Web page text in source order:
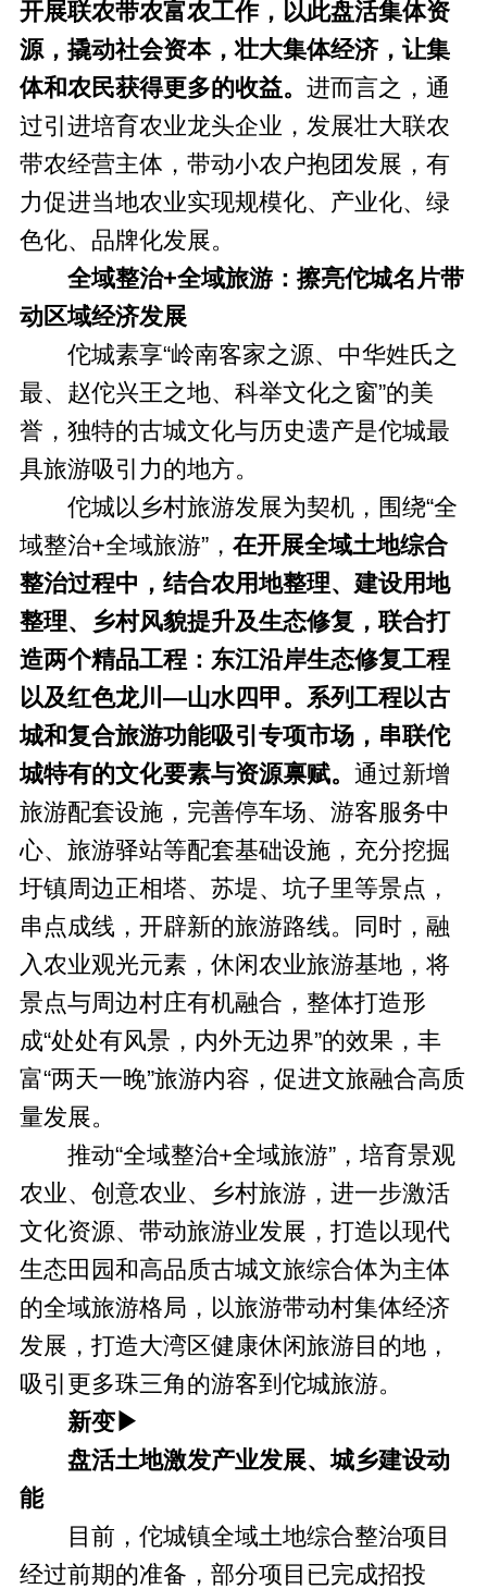
开展联农带农富农工作，以此盘活集体资
源，撬动社会资本，壮大集体经济，让集
体和农民获得更多的收益。 进而言之，通
过引进培育农业龙头企业，发展壮大联农
带农经营主体，带动小农户抱团发展，有
力促进当地农业实现规模化、产业化、绿
色化、品牌化发展。
全域整治+全域旅游：擦亮佗城名片带
动区域经济发展
佗城素享“岭南客家之源、中华姓氏之
最、赵佗兴王之地、科举文化之窗”的美
誉，独特的古城文化与历史遗产是佗城最
具旅游吸引力的地方。
佗城以乡村旅游发展为契机，围绕“全
域整治+全域旅游”， 在开展全域土地综合
整治过程中，结合农用地整理、建设用地
整理、乡村风貌提升及生态修复，联合打
造两个精品工程：东江沿岸生态修复工程
以及红色龙川—山水四甲。系列工程以古
城和复合旅游功能吸引专项市场，串联佗
城特有的文化要素与资源禀赋。 通过新增
旅游配套设施，完善停车场、游客服务中
心、旅游驿站等配套基础设施，充分挖掘
圩镇周边正相塔、苏堤、坑子里等景点，
串点成线，开辟新的旅游路线。同时，融
入农业观光元素，休闲农业旅游基地，将
景点与周边村庄有机融合，整体打造形
成“处处有风景，内外无边界”的效果，丰
富“两天一晚”旅游内容，促进文旅融合高质
量发展。
推动“全域整治+全域旅游”，培育景观
农业、创意农业、乡村旅游，进一步激活
文化资源、带动旅游业发展，打造以现代
生态田园和高品质古城文旅综合体为主体
的全域旅游格局，以旅游带动村集体经济
发展，打造大湾区健康休闲旅游目的地，
吸引更多珠三角的游客到佗城旅游。
新变▶
盘活土地激发产业发展、城乡建设动
能
目前，佗城镇全域土地综合整治项目
经过前期的准备，部分项目已完成招投